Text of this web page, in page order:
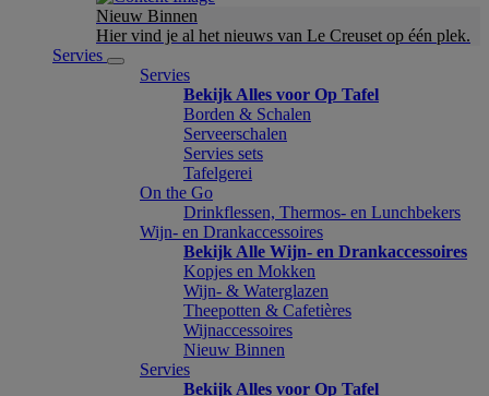
Nieuw Binnen
Hier vind je al het nieuws van Le Creuset op één plek.
Servies
Servies
Bekijk Alles voor Op Tafel
Borden & Schalen
Serveerschalen
Servies sets
Tafelgerei
On the Go
Drinkflessen, Thermos- en Lunchbekers
Wijn- en Drankaccessoires
Bekijk Alle Wijn- en Drankaccessoires
Kopjes en Mokken
Wijn- & Waterglazen
Theepotten & Cafetières
Wijnaccessoires
Nieuw Binnen
Servies
Bekijk Alles voor Op Tafel